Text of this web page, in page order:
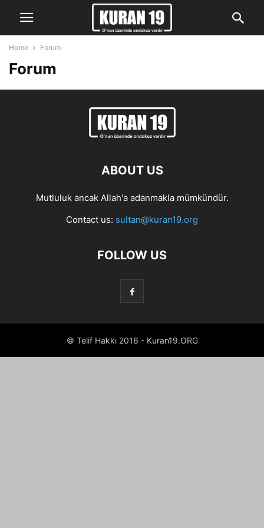
Home Forum
Forum
ABOUT US
Mutluluk ancak Allah'a adanmakla mümkündür.
Contact us: sultan@kuran19.org
FOLLOW US
© Telif Hakkı 2016 - Kuran19.ORG